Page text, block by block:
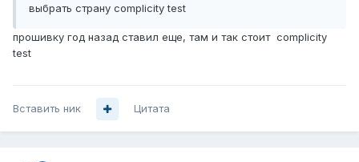
выбрать страну complicity test
прошивку год назад ставил еще, там и так стоит complicity
test
Вставить ник Цитата